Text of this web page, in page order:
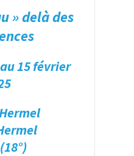
» delà des
15 février